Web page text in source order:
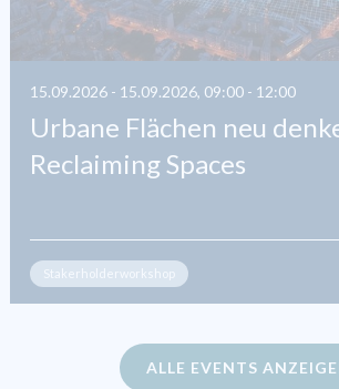
15.09.2026 - 15.09.2026, 09:00 - 12:00
Urbane Flächen neu
Reclaiming Spaces
Stakerholderworkshop
ALLE EVENTS